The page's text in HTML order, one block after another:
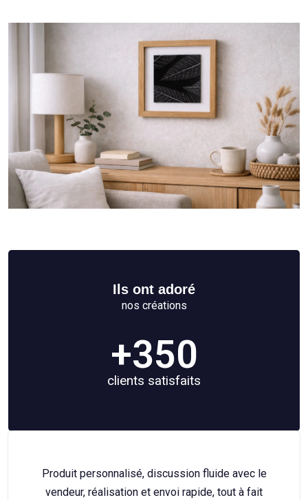
Ils ont adoré
nos créations
+350
clients satisfaits
avec le
tout à fait
Superbe, du très beau travail, je
l'écoute et travail de haute